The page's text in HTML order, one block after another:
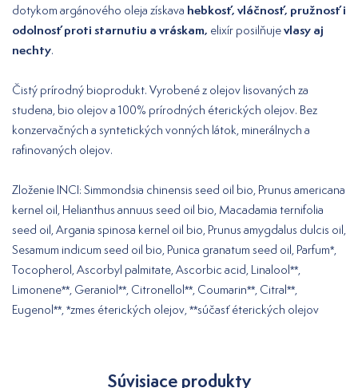
dotykom argánového oleja získava hebkosť, vláčnosť, pružnosť i
odolnosť proti starnutiu a vráskam, elixír posilňujevlasy aj
nechty.
Čistý prírodný bioprodukt. Vyrobené z olejov lisovaných za
studena, bio olejov a 100% prírodných éterických olejov. Bez
konzervačných a syntetických vonných látok, minerálnych a
rafinovaných olejov.
Zloženie INCI: Simmondsia chinensis seed oil bio, Prunus americana
kernel oil, Helianthus annuus seed oil bio, Macadamia ternifolia
seed oil, Argania spinosa kernel oil bio, Prunus amygdalus dulcis oil,
Sesamum indicum seed oil bio, Punica granatum seed oil, Parfum*,
Tocopherol, Ascorbyl palmitate, Ascorbic acid, Linalool**,
Limonene**, Geraniol**, Citronellol**, Coumarin**, Citral**,
Eugenol**, *zmes éterických olejov, **súčasť éterických olejov
Súvisiace produkty